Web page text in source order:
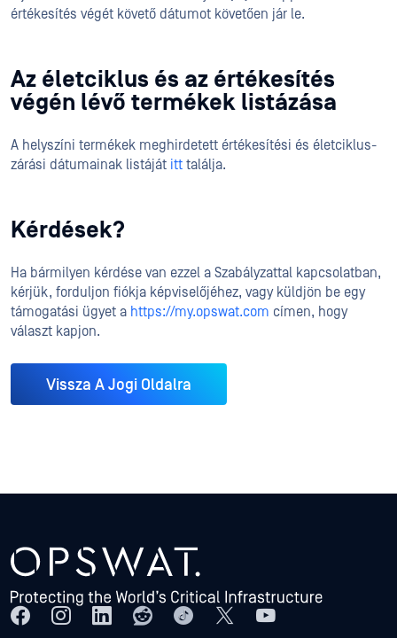
értékesítés végét követő dátumot követően jár le.
Az életciklus és az értékesítés
végén lévő termékek listázása
A helyszíni termékek meghirdetett értékesítési és életciklus-
zárási dátumainak listáját itt találja.
Kérdések?
Ha bármilyen kérdése van ezzel a Szabályzattal kapcsolatban,
kérjük, forduljon fiókja képviselőjéhez, vagy küldjön be egy
támogatási ügyet a https://my.opswat.com címen, hogy
választ kapjon.
Vissza A Jogi Oldalra